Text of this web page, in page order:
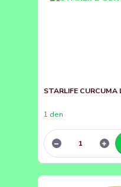
STARLIFE
1 den